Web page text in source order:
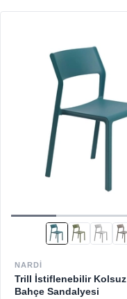
NARDI
Trill İstiflenebilir Kolsuz
Bahçe Sandalyesi